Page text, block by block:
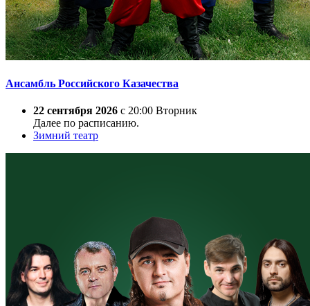
Ансамбль Российского Казачества
22 сентября 2026 с 20:00 Вторник
Далее по расписанию.
Зимний театр